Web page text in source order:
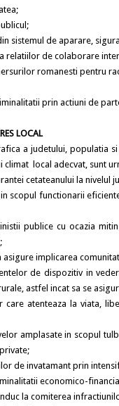
de aparare,
relatiilor de colaborare
romanesti pentru
prin actiuni de
LOCAL
populatia si
local adecvat, sunt
cetateanului la nivelul
functionarii
publice cu ocazia
implicarea
de dispozitiv in
astfel incat sa se
atenteaza la viata,
amplasate in scopul
de invatamant prin
economico-
la comiterea